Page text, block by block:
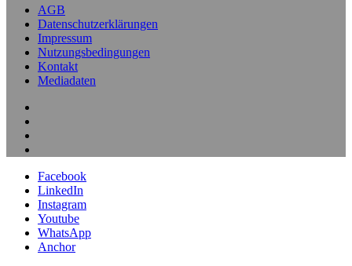
AGB
Datenschutzerklärungen
Impressum
Nutzungsbedingungen
Kontakt
Mediadaten
Facebook
LinkedIn
Instagram
Youtube
WhatsApp
Anchor